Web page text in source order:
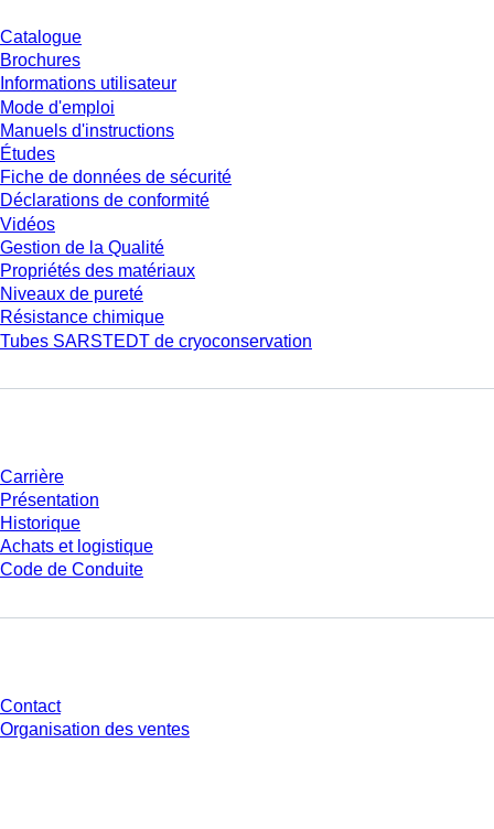
Catalogue
Brochures
Informations utilisateur
Mode d'emploi
Manuels d'instructions
Études
Fiche de données de sécurité
Déclarations de conformité
Vidéos
Gestion de la Qualité
Propriétés des matériaux
Niveaux de pureté
Résistance chimique
Tubes SARSTEDT de cryoconservation
Carrière
Présentation
Historique
Achats et logistique
Code de Conduite
Contact
Organisation des ventes